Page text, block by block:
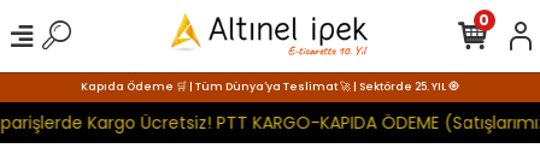
Kapıda Ödeme 🛒 | Tüm Dünya'ya Teslimat 🚀 | Sektörde 25. YIL 🧿
Kargo Ücretsiz! PTT KARGO-KAPIDA ÖDEME
0